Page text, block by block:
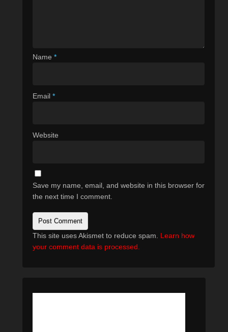
Name *
Email *
Website
Save my name, email, and website in this browser for
the next time I comment.
This site uses Akismet to reduce spam. Learn how
your comment data is processed.